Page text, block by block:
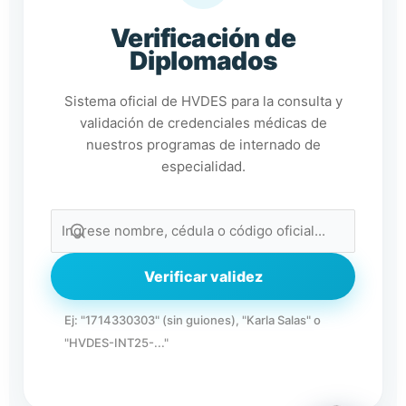
Verificación de
Diplomados
Sistema oficial de HVDES para la consulta y
validación de credenciales médicas de
nuestros programas de internado de
especialidad.
Verificar validez
Ej: "1714330303" (sin guiones), "Karla Salas" o
"HVDES-INT25-..."
cita veterinaria